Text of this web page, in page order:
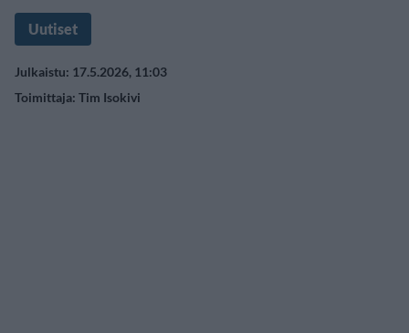
Uutiset
Julkaistu: 17.5.2026, 11:03
Toimittaja: Tim Isokivi